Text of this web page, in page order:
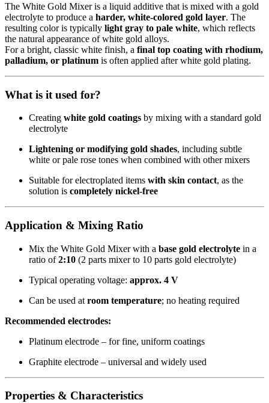
The White Gold Mixer is a liquid additive that is mixed with a gold
electrolyte to produce a harder, white-colored gold layer. The
resulting color is typically light gray to pale white, which reflects
the natural appearance of white gold alloys.
For a bright, classic white finish, a final top coating with rhodium,
palladium, or platinum is often applied after white gold plating.
What is it used for?
Creating white gold coatings by mixing with a standard gold
electrolyte
Lightening or modifying gold shades, including subtle
white or pale rose tones when combined with other mixers
Suitable for electroplated items with skin contact, as the
solution is completely nickel-free
Application & Mixing Ratio
Mix the White Gold Mixer with a base gold electrolyte in a
ratio of2:10 (2 parts mixer to 10 parts gold electrolyte)
Typical operating voltage: approx. 4 V
Can be used at room temperature; no heating required
Recommended electrodes:
Platinum electrode – for fine, uniform coatings
Graphite electrode – universal and widely used
Properties & Characteristics